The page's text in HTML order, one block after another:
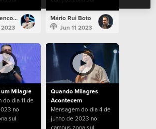
Rafael Bitencourt
2023
Mário Rui Boto
Jun 11 2023
Milagre
do dia 11 de
no
sul
Quando Milagres
Acontecem
Mensagem do dia 4 de
junho de 2023 no
campus zona sul